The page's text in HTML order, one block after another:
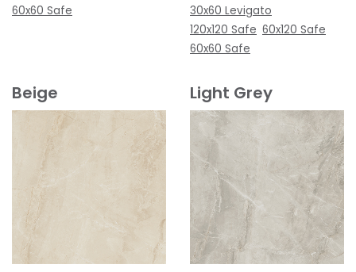
60x60 Safe
30x60 Levigato
120x120 Safe 60x120 Safe
60x60 Safe
Beige Light Grey